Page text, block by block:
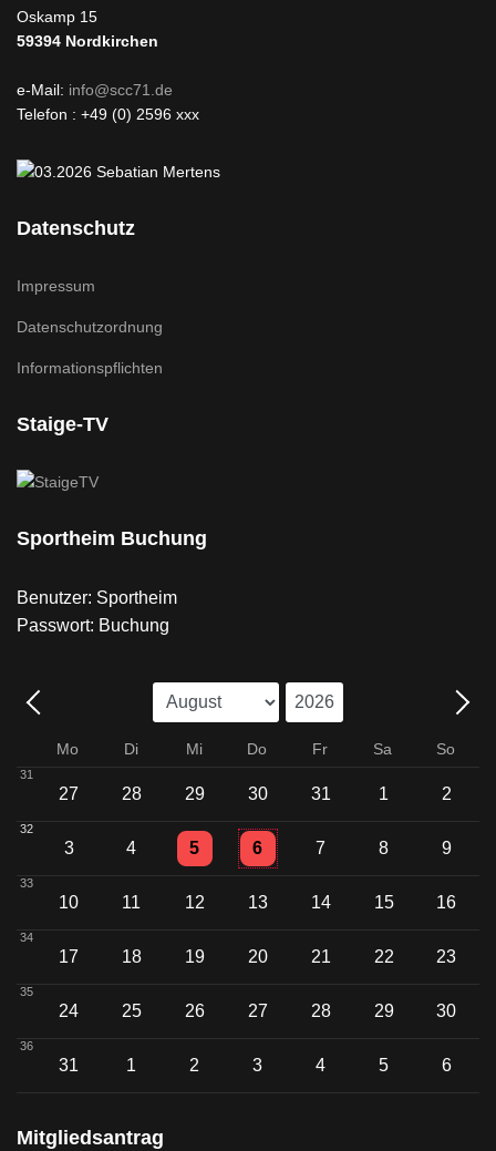
Oskamp 15
59394 Nordkirchen
e-Mail: info@scc71.de
Telefon : +49 (0) 2596 xxx
Datenschutz
Impressum
Datenschutzordnung
Informationspflichten
Staige-TV
Sportheim Buchung
Benutzer: Sportheim
Passwort: Buchung
Mo Di Mi Do Fr Sa So
31
27 28 29 30 31 1 2
32
3 4 5
Einzelne Veranstaltung
6
Einzelne Veranstaltung
7 8 9
33
10 11 12 13 14 15 16
34
17 18 19 20 21 22 23
35
24 25 26 27 28 29 30
36
31 1 2 3 4 5
Einzelne 6
Mitgliedsantrag